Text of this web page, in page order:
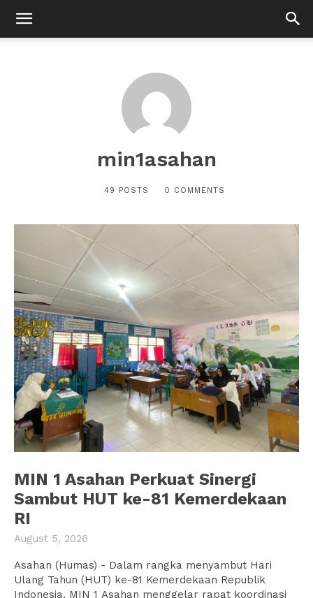
min1asahan
49 POSTS 0 COMMENTS
MIN 1 Asahan Perkuat Sinergi
Sambut HUT ke-81 Kemerdekaan
RI
August 5, 2026
Asahan (Humas) - Dalam rangka menyambut Hari
Ulang Tahun (HUT) ke-81 Kemerdekaan Republik
Indonesia, MIN 1 Asahan menggelar rapat koordinasi